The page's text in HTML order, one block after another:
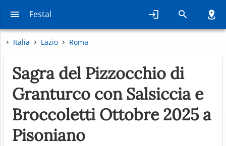
Festal
Italia Lazio Roma
Sagra del Pizzocchio di
Granturco con Salsiccia e
Broccoletti Ottobre 2025 a
Pisoniano